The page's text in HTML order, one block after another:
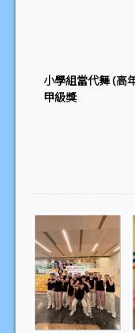
小學組當代舞 (高
甲級獎